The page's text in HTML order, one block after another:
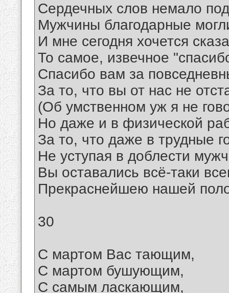
Сердечных слов немало
Мужчины благодарные
И мне сегодня хочется
То самое, извечное
Спасибо вам за
За то, что вы от нас не
(Об умственном уж я не
Hо даже и в физической
За то, что даже в трудные
Hе уступая в доблести
Вы оставались всё-таки
Прекраснейшею нашей
30
С мартом Вас тающим,
С мартом бушующим,
С самым ласкающим,